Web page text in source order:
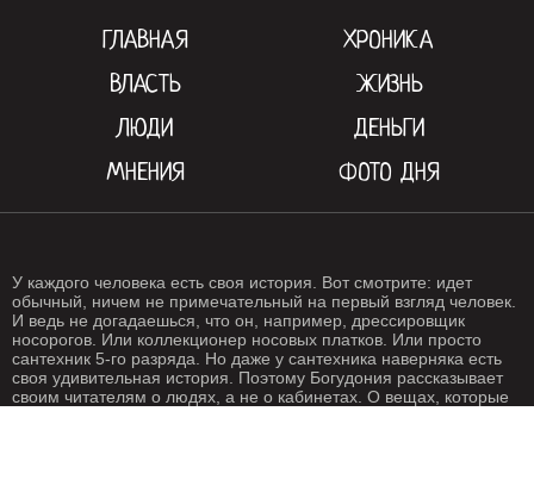
ГЛАВНАЯ
ХРОНИКА
ВЛАСТЬ
ЖИЗНЬ
ЛЮДИ
ДЕНЬГИ
МНЕНИЯ
ФОТО ДНЯ
У каждого человека есть своя история. Вот смотрите: идет
обычный, ничем не примечательный на первый взгляд человек.
И ведь не догадаешься, что он, например, дрессировщик
носорогов. Или коллекционер носовых платков. Или просто
сантехник 5-го разряда. Но даже у сантехника наверняка есть
своя удивительная история. Поэтому Богудония рассказывает
своим читателям о людях, а не о кабинетах. О вещах, которые